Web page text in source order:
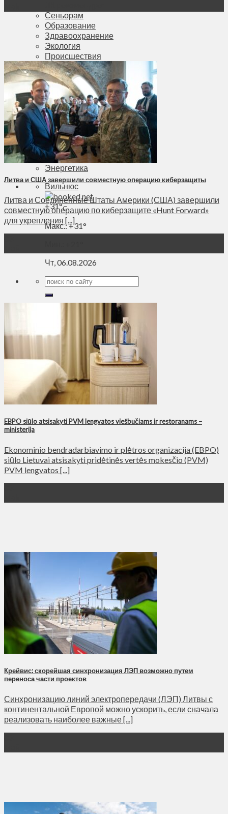
Сеньорам
Образование
Здравоохранение
Экология
Происшествия
Приграничье
Деньги
Визиты
Выборы
Агроновости
Едим дома
Ищу семью
Духовное пространство
Спорт
Технологии
Энергетика
Вильнюс
+31°C
Макс.:+31°
Чт, 06.08.2026
Литва и США завершили совместную операцию киберзащиты
Литва и Соединенные Штаты Америки (США) завершили
совместную операцию по киберзащите «Hunt Forward»
для укрепления [...]
EBPO siūlo atsisakyti PVM lengvatos viešbučiams ir restoranams –
ministerija
Ekonominio bendradarbiavimo ir plėtros organizacija (EBPO)
siūlo Lietuvai atsisakyti pridėtinės vertės mokesčio (PVM)
PVM lengvatos [...]
Крейвис: скорейшая синхронизация ЛЭП возможно путем
переноса части проектов
Синхронизацию линий электропередачи (ЛЭП) Литвы с
континентальной Европой можно ускорить, если сначала
реализовать наиболее важные [...]